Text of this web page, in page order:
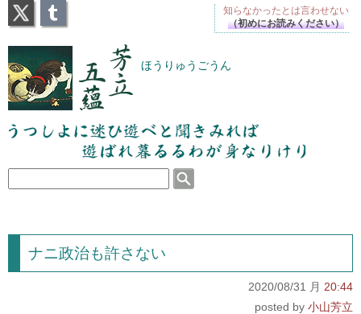
芳立五蘊 ほうりゅうごうん
うつしよに迷ひ遊べと聞きみれば遊ばれ暮るるわが
身なりけり
ナニ政治も許さない
2020/08/31 月 20:44
小山芳立
知らなかったとは言わせない
（初めにお読みください）
X Tumblr